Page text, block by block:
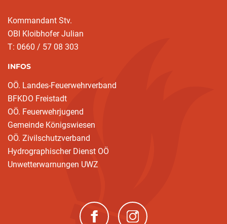
Kommandant Stv.
OBI Kloibhofer Julian
T: 0660 / 57 08 303
INFOS
OÖ. Landes-Feuerwehrverband
BFKDO Freistadt
OÖ. Feuerwehrjugend
Gemeinde Königswiesen
OÖ. Zivilschutzverband
Hydrographischer Dienst OÖ
Unwetterwarnungen UWZ